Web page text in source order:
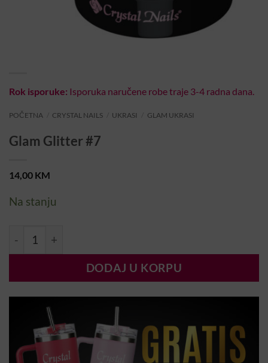
Rok isporuke: Isporuka naručene robe traje 3-4 radna dana.
POČETNA CRYSTAL NAILS UKRASI GLAM UKRASI
Glam Glitter #7
14,00 KM
Na stanju
Glam Glitter #7 količina
DODAJ U KORPU